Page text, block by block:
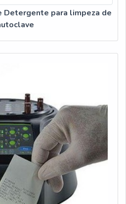
Detergente para limpeza de